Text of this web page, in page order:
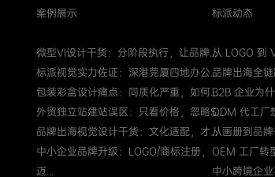
案例展示
微型VI设计干货：分阶段执行，让品牌...
标派视觉实力佐证：深港莞厦四地办公...
包装彩盒设计痛点：同质化严重，如何...
外贸独立站建站误区：只看价格，忽略S...
品牌出海视觉设计干货：文化适配，才...
中小企业品牌升级：LOGO/商标注册，
迈...
标派动态
从 LOGO 到
品牌出海全
B2B 企业为
ODM 代工厂
从画册到品
OEM 工厂转
中小跨境企